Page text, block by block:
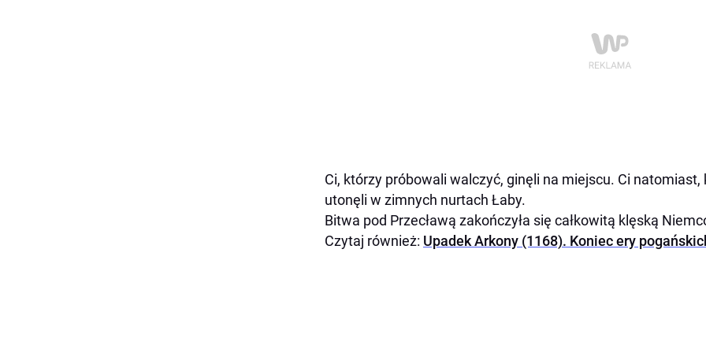
Ci, którzy próbowali walczyć, ginęli na miejscu. Ci
utonęli w zimnych nurtach Łaby.
Bitwa pod Przecławą zakończyła się całkowitą klęską
Czytaj również: Upadek Arkony (1168). Koniec ery